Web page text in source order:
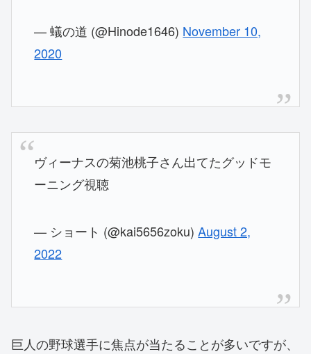
— 蟻の道 (@Hinode1646) November 10,
2020
ヴィーナスの菊池桃子さん出てたグッドモ
ーニング視聴
— ショート (@kai5656zoku)August 2,
2022
巨人の野球選手に焦点が当たることが多いですが、